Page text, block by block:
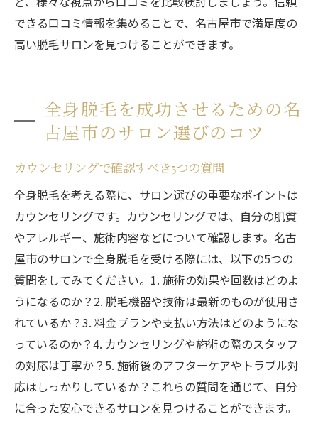
できる口コミ情報を集めることで、名古屋市で満足度の
高い脱毛サロンを見つけることができます。
全身脱毛を成功させるための名
古屋市のサロン選びのコツ
カウンセリングで確認すべき5つの質問
全身脱毛を考える際に、サロン選びの重要なポイントは
カウンセリングです。カウンセリングでは、自分の肌質
やアレルギー、施術内容などについて確認します。名古
屋市のサロンで全身脱毛を受ける際には、以下の5つの
質問をしてみてください。1. 施術の効果や回数はどのよ
うになるのか？2. 脱毛機器や技術は最新のものが使用さ
れているか？3. 料金プランや支払い方法はどのようにな
っているのか？4. カウンセリングや施術の際のスタッフ
の対応は丁寧か？5. 施術後のアフターケアやトラブル対
応はしっかりしているか？これらの質問を通じて、自分
に合った安心できるサロンを見つけることができます。